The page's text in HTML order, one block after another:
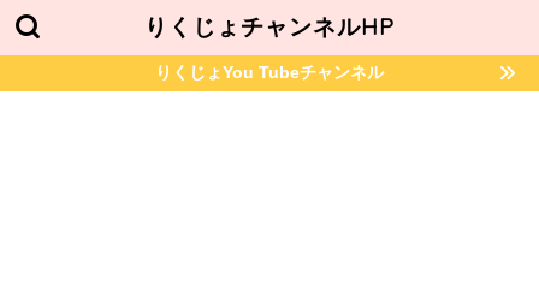
りくじょチャンネルHP
りくじょYou Tubeチャンネル